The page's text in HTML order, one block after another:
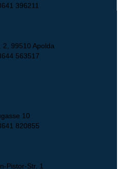
396211
2, 99510 Apolda
563517
10
820855
Pistor-Str. 1